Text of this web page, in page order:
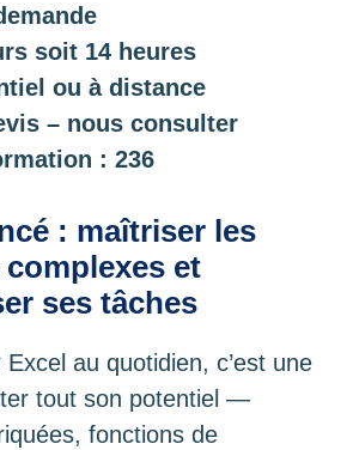
soit 14 heures
ou à distance
– nous consulter
: 236
: maîtriser les
et
ses tâches
au quotidien, c’est une
tout son potentiel —
fonctions de